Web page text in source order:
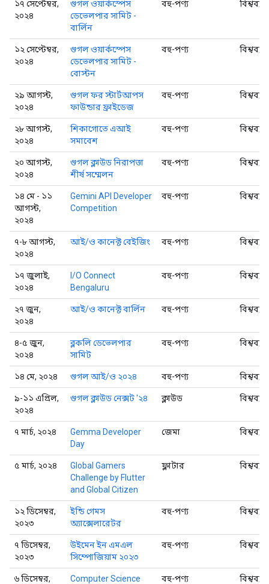
১৭ সেপ্টেম্বর,
২০২৪
গুগল ওয়ার্কস্পেস
ডেভেলপার সামিট -
বার্লিন
বহু-পণ্য
১২ সেপ্টেম্বর,
২০২৪
গুগল ওয়ার্কস্পেস
ডেভেলপার সামিট -
বোস্টন
বহু-পণ্য
২৯ আগস্ট,
২০২৪
গুগল ফর স্টার্টআপস
ফাউন্ডার ফ্রাইডেজ
বহু-পণ্য
২৮ আগস্ট,
২০২৪
শিকাগোতে এআই
সমাবেশ
বহু-পণ্য
২০ আগস্ট,
২০২৪
গুগল ক্লাউড নিরাপত্তা
শীর্ষ সম্মেলন
বহু-পণ্য
১৪ মে - ১১
আগস্ট,
২০২৪
Gemini API Developer
Competition
বহু-পণ্য
৭-৮ আগস্ট,
২০২৪
আই/ও কানেক্ট বেইজিং বহু-পণ্য
১৭ জুলাই,
২০২৪
I/O Connect
Bengaluru
বহু-পণ্য
২৭ জুন,
২০২৪
আই/ও কানেক্ট বার্লিন বহু-পণ্য
৪-৫ জুন,
২০২৪
ব্লকলি ডেভেলপার
সামিট
বহু-পণ্য
১৪ মে, ২০২৪ গুগল আই/ও ২০২৪ বহু-পণ্য
৯-১১ এপ্রিল,
২০২৪
গুগল ক্লাউড নেক্সট '২৪ ক্লাউড
৭ মার্চ, ২০২৪
Gemma Developer
Day
জেমা
৫ মার্চ, ২০২৪
Global Gamers
Challenge by Flutter
and Global Citizen
ফ্লাটার
১২ ডিসেম্বর,
২০২৩
ইন্ডি গেমস
অ্যাক্সেলারেটর
বহু-পণ্য
৭ ডিসেম্বর,
২০২৩
উইমেন ইন এমএল
সিম্পোজিয়াম ২০২৩
বহু-পণ্য
৬ ডিসেম্বর,
Computer Science
বহু-পণ্য